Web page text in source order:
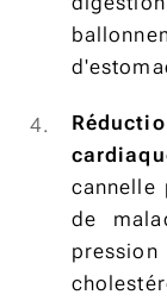
cannelle
de